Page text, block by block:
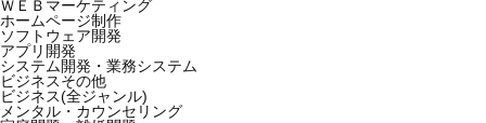
ＷＥＢマーケティング
ホームページ制作
ソフトウェア開発
アプリ開発
システム開発・業務システム
ビジネスその他
ビジネス(全ジャンル)
メンタル・カウンセリング